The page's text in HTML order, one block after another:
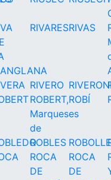
RIVARESRIVAS
RIVERO
ROBERT,
Marqueses
de
ROBÍ
ROBLES
ROCA
DE
ROCA
DE